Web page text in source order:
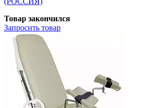
Товар закончился
Запросить товар